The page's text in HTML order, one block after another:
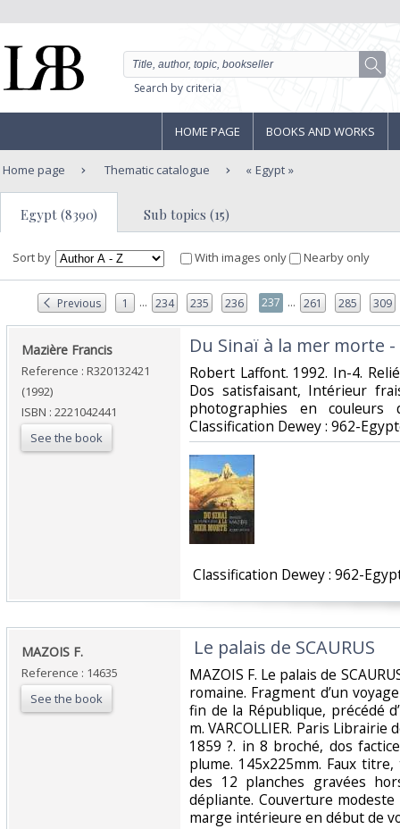
Search by criteria
HOME PAGE BOOKS AND WORKS
Home page Thematic catalogue Egypt
Egypt (8390) Sub topics (15)
Sort by With images only Nearby only
Previous 1 ... 234 235 236 237 ... 261 285 309
‎Mazière Francis‎
Reference : R320132421
(1992)
ISBN : 2221042441
See the book
‎Du Sinaï à la mer morte -
‎Robert Laffont. 1992. In-4.
Dos satisfaisant, Intérieur
photographies en
Classification Dewey : 962-
Classification Dewey : 962-
‎MAZOIS F. ‎
Reference : 14635
See the book
‎ Le palais de SCAURUS ‎
‎MAZOIS F. Le palais de
romaine. Fragment d’un
fin de la République, précédé
m. VARCOLLIER. Paris
1859 ?. in 8 broché, dos
plume. 145x225mm. Faux
des 12 planches gravées
dépliante. Couverture
marge intérieure en début de